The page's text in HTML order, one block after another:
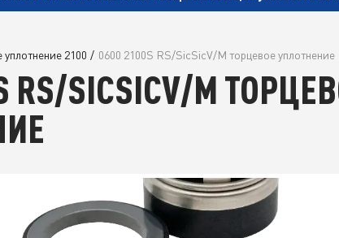
уплотнение 2100 / 0600 2100S RS/SicSicV/M торцевое уплотнение
RS/SICSICV/M